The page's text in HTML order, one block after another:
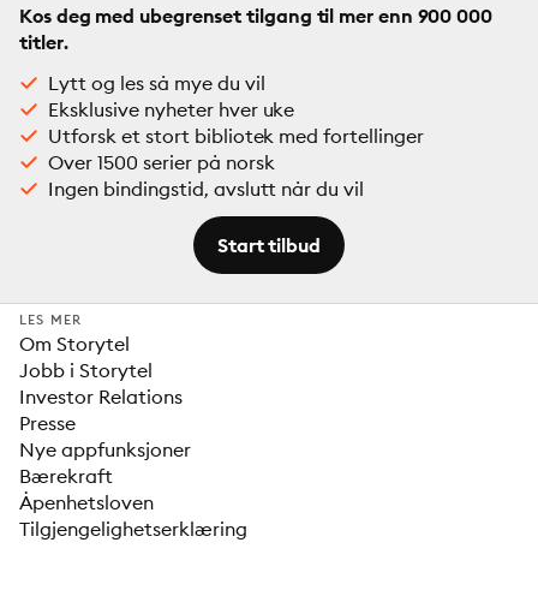
Kos deg med ubegrenset tilgang til mer enn 900 000
titler.
Lytt og les så mye du vil
Eksklusive nyheter hver uke
Utforsk et stort bibliotek med fortellinger
Over 1500 serier på norsk
Ingen bindingstid, avslutt når du vil
Start tilbud
LES MER
Om Storytel
Jobb i Storytel
Investor Relations
Presse
Nye appfunksjoner
Bærekraft
Åpenhetsloven
Tilgjengelighetserklæring